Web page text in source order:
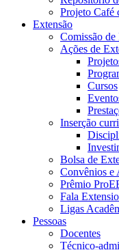
Projeto Café
Extensão
Comissão de
Ações de
Cursos
Inserção
Bolsa de
Convênios e
Prêmio
Fala
Ligas
Pessoas
Docentes
Técnico-